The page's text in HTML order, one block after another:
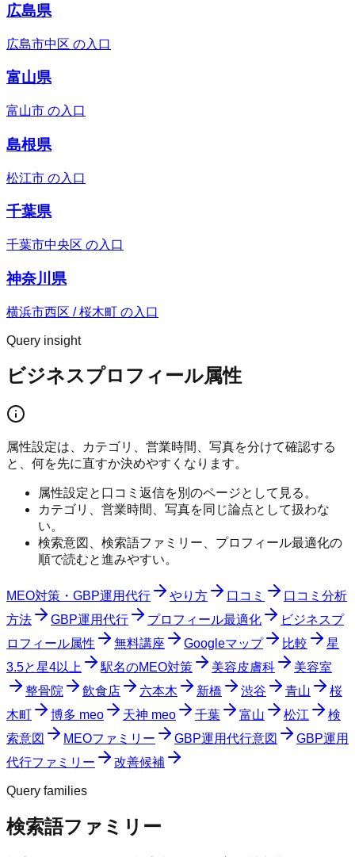
広島県
広島市中区 の入口
富山県
富山市 の入口
島根県
松江市 の入口
千葉県
千葉市中央区 の入口
神奈川県
横浜市西区 / 桜木町 の入口
Query insight
ビジネスプロフィール属性
属性設定は、カテゴリ、営業時間、写真を分けて確認する
と、何を先に直すか決めやすくなります。
属性設定と口コミ返信を別のページとして見る。
カテゴリ、営業時間、写真を同じ論点として扱わな
い。
検索意図、検索語ファミリー、プロフィール最適化の
順で読むと進みやすい。
MEO対策・GBP運用代行 やり方 口コミ
口コミ分析
方法
GBP運用代行 プロフィール最適化
ビジネスプ
ロフィール属性
無料講座 Googleマップ 比較
星
3.5と星4以上
駅名のMEO対策 美容皮膚科
美容室
整骨院
飲食店 六本木 新橋 渋谷 青山
桜
木町
博多 meo 天神 meo 千葉 富山 松江
検
索意図
MEOファミリー GBP運用代行意図
GBP運用
代行ファミリー
改善候補
Query families
検索語ファミリー